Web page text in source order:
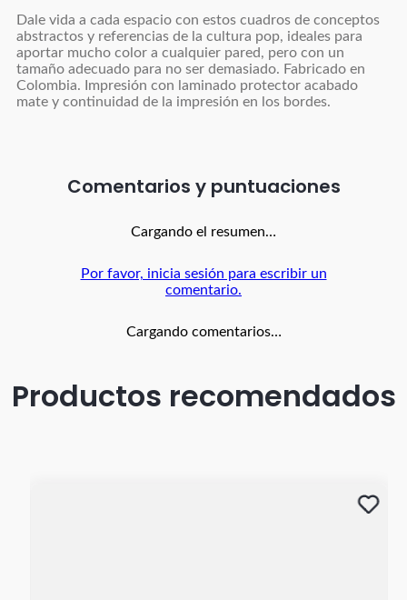
Dale vida a cada espacio con estos cuadros de conceptos
abstractos y referencias de la cultura pop, ideales para
aportar mucho color a cualquier pared, pero con un
tamaño adecuado para no ser demasiado. Fabricado en
Colombia. Impresión con laminado protector acabado
mate y continuidad de la impresión en los bordes.
Comentarios
Cargando el resumen…
Por favor, inicia sesión para escribir un
comentario.
Cargando comentarios…
Productos recomendados